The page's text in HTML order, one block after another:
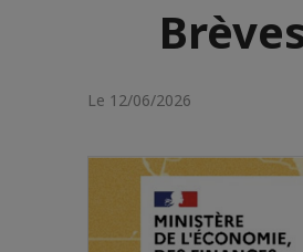
Le 12/06/2026